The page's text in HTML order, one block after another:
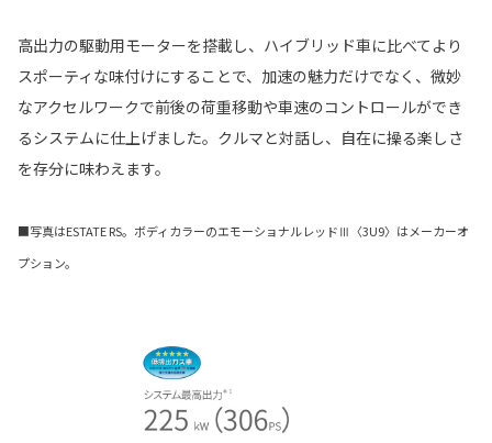
高出力の駆動用モーターを搭載し、ハイブリッド車に比べてより
スポーティな味付けにすることで、加速の魅力だけでなく、微妙
なアクセルワークで前後の荷重移動や車速のコントロールができ
るシステムに仕上げました。クルマと対話し、自在に操る楽しさ
を存分に味わえます。
■写真はESTATE RS。ボディカラーのエモーショナルレッドⅢ〈3U9〉はメーカーオ
プション。